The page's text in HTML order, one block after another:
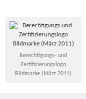
Berechtigungs- und
Zertifizierungslogo
Bildmarke (März 2011)